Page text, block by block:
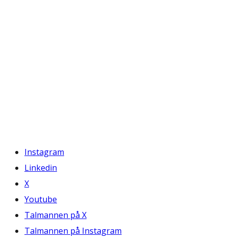
Instagram
Linkedin
X
Youtube
Talmannen på X
Talmannen på Instagram